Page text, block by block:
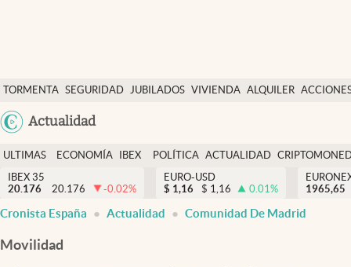
TORMENTA SEGURIDAD JUBILADOS VIVIENDA ALQUILER
USA
Colombia
Actualidad
Economía y finanzas
Política
Actualidad
Criptomonedas
España
ULTIMAS
NOTICIAS
ECONOMÍA
FINANZAS
IBEX
EURO
POLÍTICA ACTUALIDAD
IBEX 35
20.176
20.176 -0.02%
EURO-USD
$ 1,16 $ 1,16 0.01%
1965,65
Cronista España Actualidad Comunidad De Madrid
Movilidad